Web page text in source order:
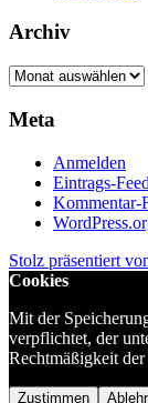
Archiv
Archiv
Meta
Anmelden
Eintrags-Feed
Kommentar-
Stolz präsentiert
Cookies
Mit der
verpflichtet, der
Rechtmäßigkeit
Zustimmen